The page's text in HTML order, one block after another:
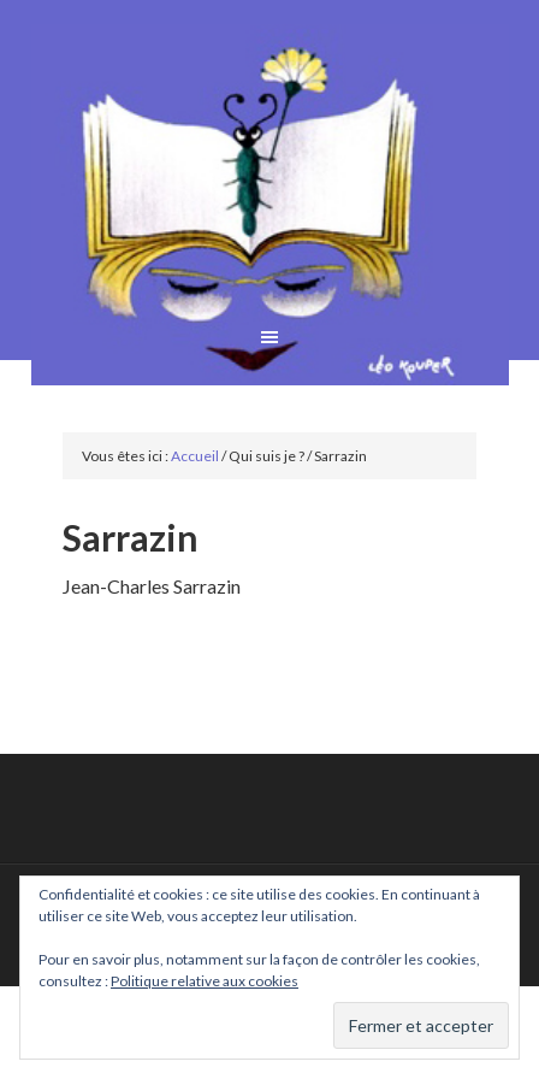
Vous êtes ici :Accueil /Qui suis je ?/Sarrazin
Sarrazin
Jean-Charles Sarrazin
© 2026 —Janine Kotwica•Mentions légales
Confidentialité et cookies : ce site utilise des cookies. En continuant à
utiliser ce site Web, vous acceptez leur utilisation.
Pour en savoir plus, notamment sur la façon de contrôler les cookies,
consultez :Politique relative aux cookies